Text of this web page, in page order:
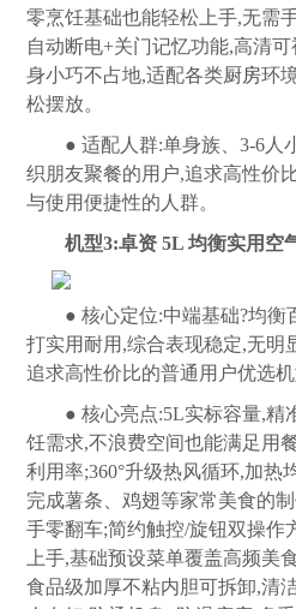
零烹饪基础也能轻松上手,无需
自动断电+关门记忆功能,高清
身小巧不占地,适配各类厨房环
松摆放。
● 适配人群:单身族、3-6人
织朋友聚餐的用户,追求高性价
与使用便捷性的人群。
机型3:卓资 5L 均衡实用空
● 核心定位:中端基础?均衡
打实用耐用,综合表现稳定,无明
追求高性价比的普通用户优选机
● 核心亮点:5L实标容量,精
饪需求,不浪费空间也能满足用
利用率;360°升级热风循环,加热
完成薯条、鸡翅等家常美食的
手零翻车;简约触控/旋钮双操作
上手,基础预设菜单覆盖高频美
食品级加厚不粘内胆可拆卸,清